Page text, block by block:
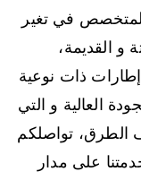
في تغير
و القديمة،
إطارات ذات نوعية
العالية و التي
الطرق، تواصلكم
على مدار